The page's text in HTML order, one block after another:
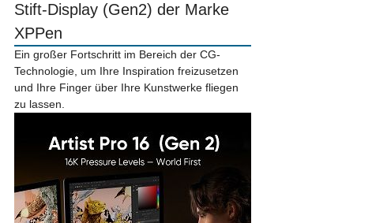
Stift-Display (Gen2) der Marke
XPPen
Ein großer Fortschritt im Bereich der CG-
Technologie, um Ihre Inspiration freizusetzen
und Ihre Finger über Ihre Kunstwerke fliegen
zu lassen.